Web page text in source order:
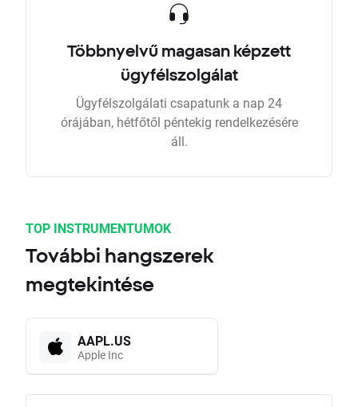
Többnyelvű magasan képzett
ügyfélszolgálat
Ügyfélszolgálati csapatunk a nap 24
órájában, hétfőtől péntekig rendelkezésére
áll.
TOP INSTRUMENTUMOK
További hangszerek
megtekintése
AAPL.US
Apple Inc